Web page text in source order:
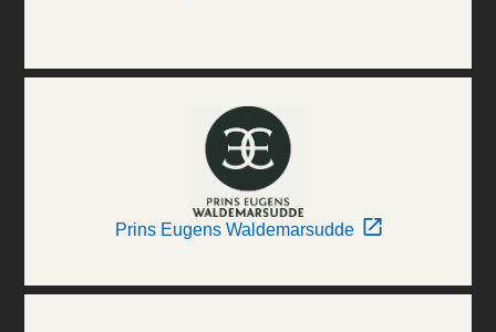
Prins Eugens Waldemarsudde